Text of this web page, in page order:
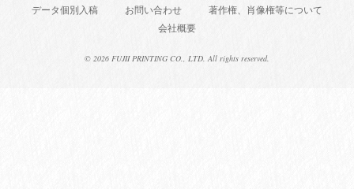
データ個別入稿
お問い合わせ
著作権、肖像権等について
会社概要
© 2026 FUJII PRINTING CO., LTD. All rights reserved.